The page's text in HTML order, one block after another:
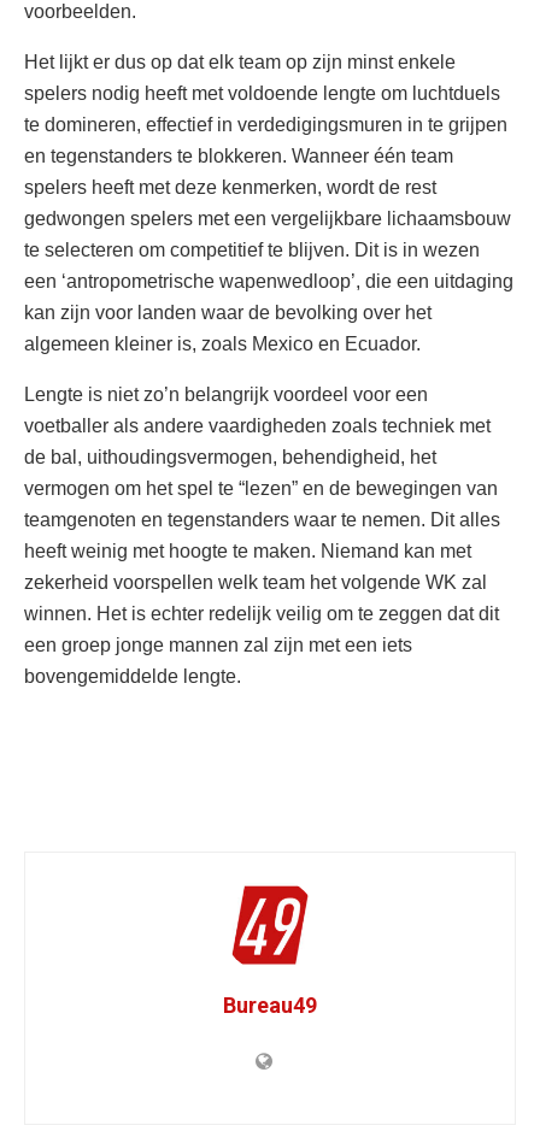
voorbeelden.
Het lijkt er dus op dat elk team op zijn minst enkele
spelers nodig heeft met voldoende lengte om luchtduels
te domineren, effectief in verdedigingsmuren in te grijpen
en tegenstanders te blokkeren. Wanneer één team
spelers heeft met deze kenmerken, wordt de rest
gedwongen spelers met een vergelijkbare lichaamsbouw
te selecteren om competitief te blijven. Dit is in wezen
een ‘antropometrische wapenwedloop’, die een uitdaging
kan zijn voor landen waar de bevolking over het
algemeen kleiner is, zoals Mexico en Ecuador.
Lengte is niet zo’n belangrijk voordeel voor een
voetballer als andere vaardigheden zoals techniek met
de bal, uithoudingsvermogen, behendigheid, het
vermogen om het spel te “lezen” en de bewegingen van
teamgenoten en tegenstanders waar te nemen. Dit alles
heeft weinig met hoogte te maken. Niemand kan met
zekerheid voorspellen welk team het volgende WK zal
winnen. Het is echter redelijk veilig om te zeggen dat dit
een groep jonge mannen zal zijn met een iets
bovengemiddelde lengte.
Bureau49